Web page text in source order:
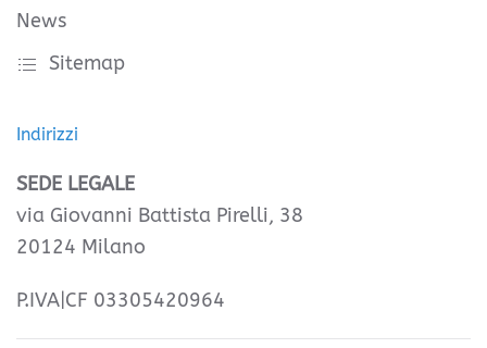
News
Sitemap
Indirizzi
SEDE LEGALE
via Giovanni Battista Pirelli, 38
20124 Milano
P.IVA|CF 03305420964